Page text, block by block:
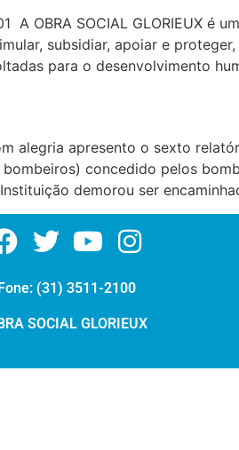
A OBRA SOCIAL GLORIEUX é
subsidiar, apoiar e
para o desenvolvimento
alegria apresento o sexto
concedido pelos
demorou ser
(31) 3511-2100
SOCIAL GLORIEUX